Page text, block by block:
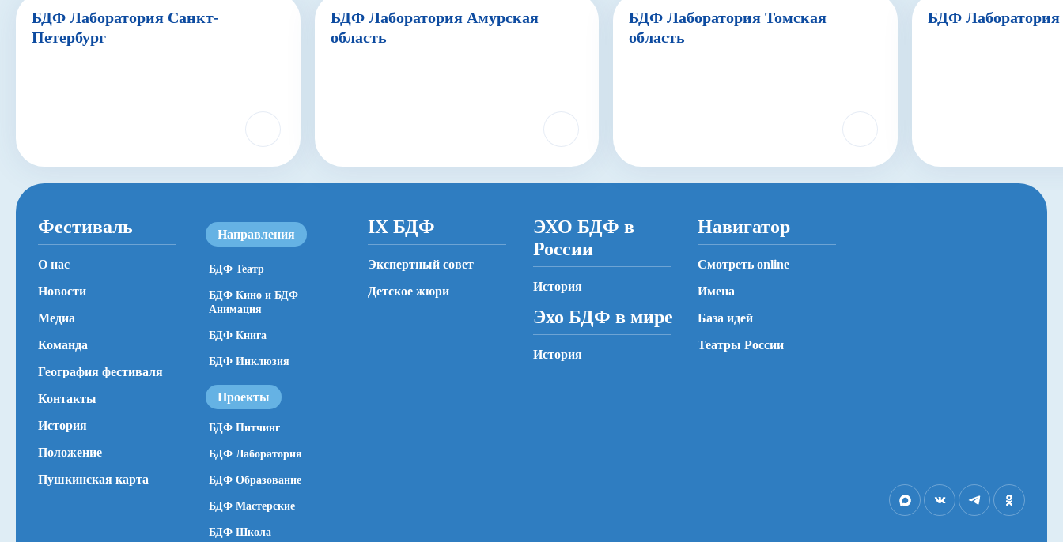
БДФ Лаборатория Санкт-
Петербург
БДФ Лаборатория Амурская
область
БДФ Лаборатория Томская
область
БДФ
Фестиваль
О нас
Новости
Медиа
Команда
География фестиваля
Контакты
История
Положение
Пушкинская карта
Направления
БДФ Театр
БДФ Кино и БДФ
Анимация
БДФ Книга
БДФ Инклюзия
Проекты
БДФ Питчинг
БДФ Лаборатория
БДФ Образование
БДФ Мастерские
БДФ Школа
IX БДФ
Экспертный совет
Детское жюри
ЭХО БДФ в
России
История
Эхо БДФ в мире
История
Навигатор
Смотреть online
Имена
База идей
Театры России